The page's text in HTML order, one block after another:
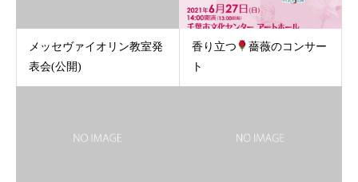
メッセヴァイオリン教室発
表会(公開)
香り立つ
薔薇のコンサー
ト